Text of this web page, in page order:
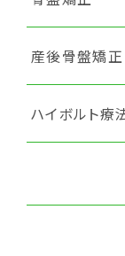
産後骨盤矯正
ハイボルト療